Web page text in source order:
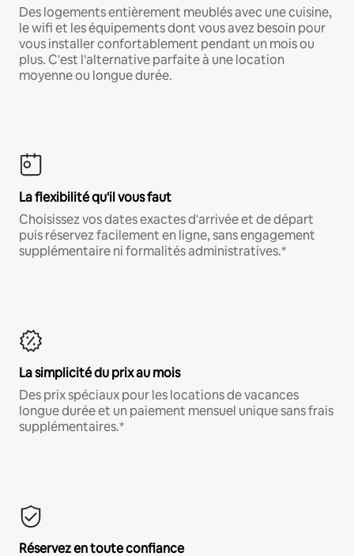
Des logements entièrement meublés avec une cuisine,
le wifi et les équipements dont vous avez besoin pour
vous installer confortablement pendant un mois ou
plus. C'est l'alternative parfaite à une location
moyenne ou longue durée.
La flexibilité qu'il vous faut
Choisissez vos dates exactes d'arrivée et de départ
puis réservez facilement en ligne, sans engagement
supplémentaire ni formalités administratives.*
La simplicité du prix au mois
Des prix spéciaux pour les locations de vacances
longue durée et un paiement mensuel unique sans frais
supplémentaires.*
Réservez en toute confiance